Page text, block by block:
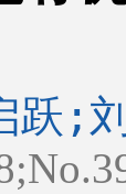
跃;